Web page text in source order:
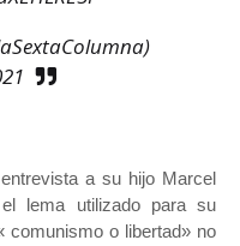
a su hijo Marcel
lema utilizado para su
comunismo o libertad» no